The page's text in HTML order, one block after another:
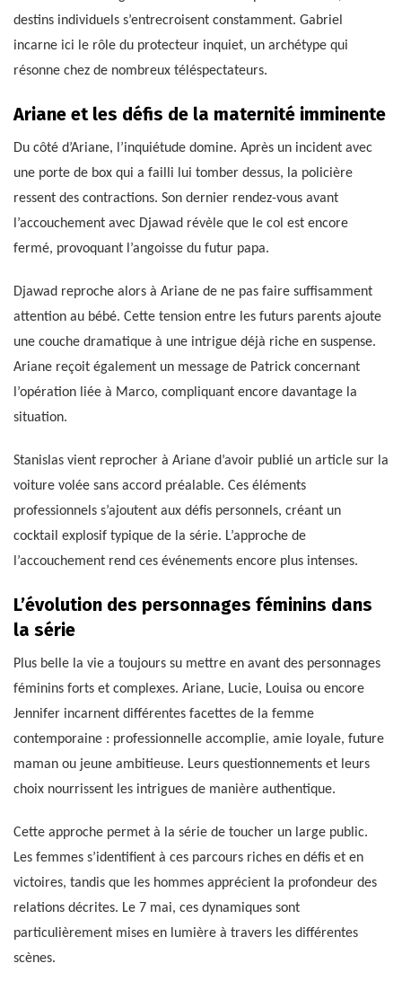
destins individuels s’entrecroisent constamment. Gabriel
incarne ici le rôle du protecteur inquiet, un archétype qui
résonne chez de nombreux téléspectateurs.
Ariane et les défis de la maternité imminente
Du côté d’Ariane, l’inquiétude domine. Après un incident avec
une porte de box qui a failli lui tomber dessus, la policière
ressent des contractions. Son dernier rendez-vous avant
l’accouchement avec Djawad révèle que le col est encore
fermé, provoquant l’angoisse du futur papa.
Djawad reproche alors à Ariane de ne pas faire suffisamment
attention au bébé. Cette tension entre les futurs parents ajoute
une couche dramatique à une intrigue déjà riche en suspense.
Ariane reçoit également un message de Patrick concernant
l’opération liée à Marco, compliquant encore davantage la
situation.
Stanislas vient reprocher à Ariane d’avoir publié un article sur la
voiture volée sans accord préalable. Ces éléments
professionnels s’ajoutent aux défis personnels, créant un
cocktail explosif typique de la série. L’approche de
l’accouchement rend ces événements encore plus intenses.
L’évolution des personnages féminins dans
la série
Plus belle la vie a toujours su mettre en avant des personnages
féminins forts et complexes. Ariane, Lucie, Louisa ou encore
Jennifer incarnent différentes facettes de la femme
contemporaine : professionnelle accomplie, amie loyale, future
maman ou jeune ambitieuse. Leurs questionnements et leurs
choix nourrissent les intrigues de manière authentique.
Cette approche permet à la série de toucher un large public.
Les femmes s’identifient à ces parcours riches en défis et en
victoires, tandis que les hommes apprécient la profondeur des
relations décrites. Le 7 mai, ces dynamiques sont
particulièrement mises en lumière à travers les différentes
scènes.